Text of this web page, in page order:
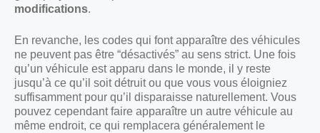
modifications.
En revanche, les codes qui font apparaître des véhicules
ne peuvent pas être “désactivés” au sens strict. Une fois
qu’un véhicule est apparu dans le monde, il y reste
jusqu’à ce qu’il soit détruit ou que vous vous éloigniez
suffisamment pour qu’il disparaisse naturellement. Vous
pouvez cependant faire apparaître un autre véhicule au
même endroit, ce qui remplacera généralement le